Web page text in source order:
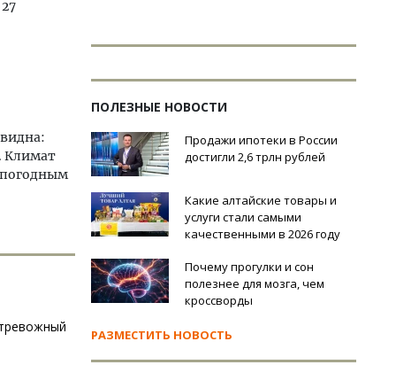
Климат
погодным
ПОЛЕЗНЫЕ НОВОСТИ
Продажи ипотеки в России
достигли 2,6 трлн рублей
Какие алтайские товары и
услуги стали самыми
качественными в 2026 году
Почему прогулки и сон
полезнее для мозга, чем
кроссворды
РАЗМЕСТИТЬ НОВОСТЬ